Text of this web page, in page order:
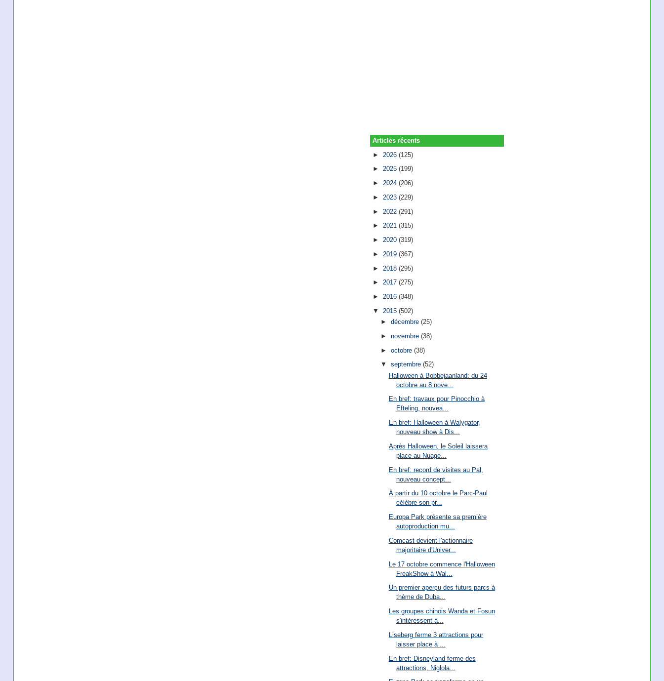
Articles récents
► 2026(125)
►2025(199)
►2024(206)
► 2023(229)
► 2022(291)
►2021(315)
►2020(319)
► 2019(367)
► 2018(295)
►2017(275)
►2016(348)
▼ 2015(502)
► décembre (25)
► novembre (38)
► octobre (38)
▼ septembre (52)
Halloween à Bobbejaanland: du 24
octobre au 8 nove...
En bref: travaux pour Pinocchio à
Efteling, nouvea...
En bref: Halloween à Walygator,
nouveau show à Dis...
Après Halloween, le Soleil laissera
place au Nuage...
En bref: record de visites au Pal,
nouveau concept...
À partir du 10 octobre le Parc-Paul
célèbre son pr...
Europa Park présente sa première
autoproduction mu...
Comcast devient l'actionnaire
majoritaire d'Univer...
Le 17 octobre commence l'Halloween
FreakShow à Wal...
Un premier aperçu des futurs parcs à
thème de Duba...
Les groupes chinois Wanda et Fosun
s'intéressent à...
Liseberg ferme 3 attractions pour
laisser place à ...
En bref: Disneyland ferme des
attractions, Niglola...